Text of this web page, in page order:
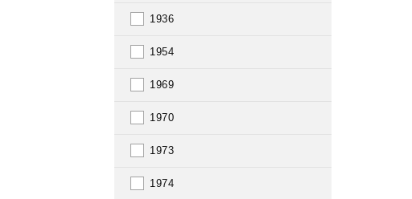
1936
1954
1969
1970
1973
1974